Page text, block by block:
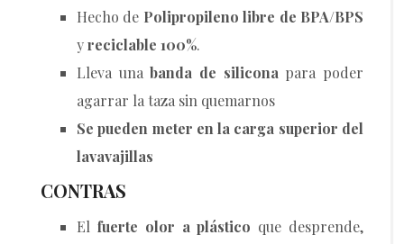
Hecho de Polipropileno libre de BPA/BPS
yreciclable 100%.
Lleva unabanda de siliconapara poder
agarrar la taza sin quemarnos
Se pueden meter en la carga superior del
lavavajillas
CONTRAS
El fuerte olor a plástico que desprende,